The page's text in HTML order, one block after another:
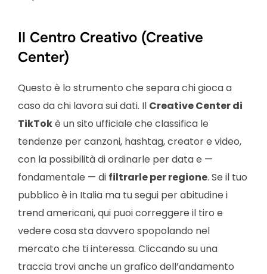
Il Centro Creativo (Creative
Center)
Questo è lo strumento che separa chi gioca a
caso da chi lavora sui dati. Il Creative Center di
TikTokè un sito ufficiale che classifica le
tendenze per canzoni, hashtag, creator e video,
con la possibilità di ordinarle per data e —
fondamentale — di filtrarle per regione. Se il tuo
pubblico è in Italia ma tu segui per abitudine i
trend americani, qui puoi correggere il tiro e
vedere cosa sta davvero spopolando nel
mercato che ti interessa. Cliccando su una
traccia trovi anche un grafico dell’andamento